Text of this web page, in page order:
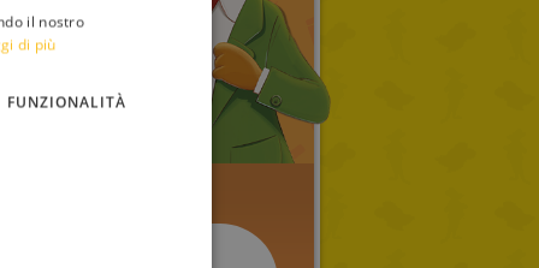
FRENCH
il nostro
di più
FUNZIONALITÀ